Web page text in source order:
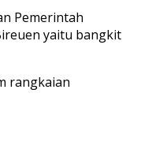
Pemerintah
yaitu bangkit
rangkaian